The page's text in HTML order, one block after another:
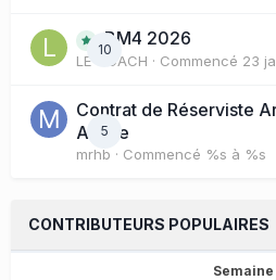
10BM4 2026
LE COACH · Commencé 23
5
Contrat de Réserviste
Active
mrhb · Commencé %s à %s
CONTRIBUTEURS POPULAIRES
Semaine